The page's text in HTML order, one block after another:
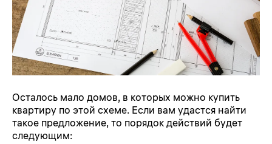
Осталось мало домов, в которых можно купить
квартиру по этой схеме. Если вам удастся найти
такое предложение, то порядок действий будет
следующим: